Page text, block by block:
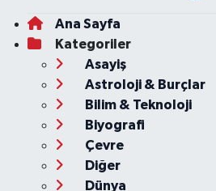
Ana Sayfa
Kategoriler
Asayiş
Astroloji & Burçlar
Bilim & Teknoloji
Biyografi
Çevre
Diğer
Dünya